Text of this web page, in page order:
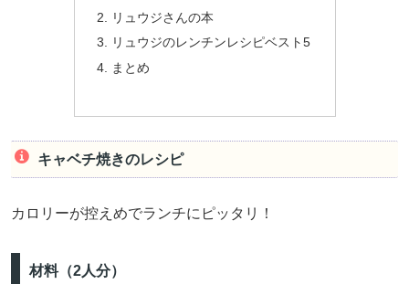
リュウジさんの本
リュウジのレンチンレシピベスト5
まとめ
キャベチ焼きのレシピ
カロリーが控えめでランチにピッタリ！
材料（2人分）